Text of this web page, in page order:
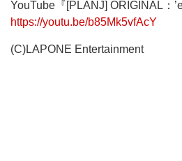
YouTube『[PLANJ] ORIGINAL：
https://youtu.be/b85Mk5vfAcY
(C)LAPONE Entertainment